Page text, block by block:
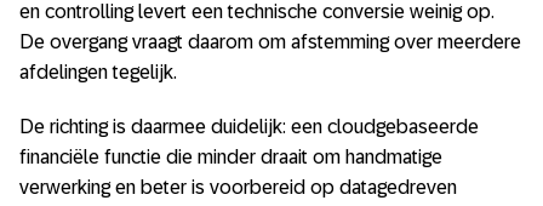
en controlling levert een technische conversie weinig op.
De overgang vraagt daarom om afstemming over meerdere
afdelingen tegelijk.
De richting is daarmee duidelijk: een cloudgebaseerde
financiële functie die minder draait om handmatige
verwerking en beter is voorbereid op datagedreven